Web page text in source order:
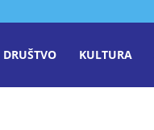
DRUŠTVO KULTURA